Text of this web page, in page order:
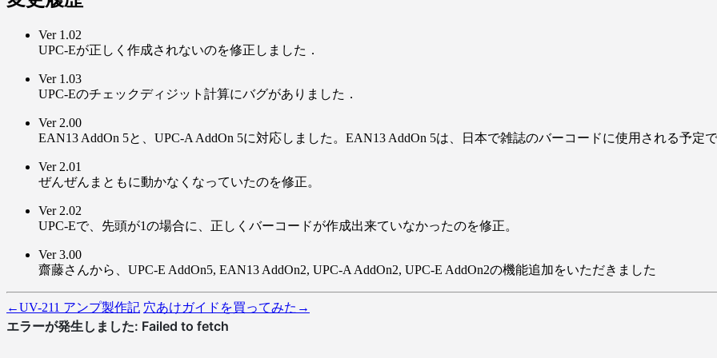
Ver 1.02
UPC-Eが正しく作成されないのを修正しました．
Ver 1.03
UPC-Eのチェックディジット計算にバグがありました．
Ver 2.00
EAN13 AddOn 5と、UPC-A AddOn 5に対応しました。EAN13 AddOn 5は、日本で雑誌のバーコードに使用される予定
Ver 2.01
ぜんぜんまともに動かなくなっていたのを修正。
Ver 2.02
UPC-Eで、先頭が1の場合に、正しくバーコードが作成出来ていなかったのを修正。
Ver 3.00
齋藤さんから、UPC-E AddOn5, EAN13 AddOn2, UPC-A AddOn2, UPC-E AddOn2の機能追加をいただきました
←UV-211 アンプ製作記 穴あけガイドを買ってみた →